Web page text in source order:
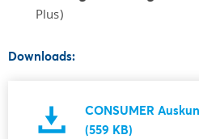
Plus)
Downloads:
CONSUMER
(559 KB)